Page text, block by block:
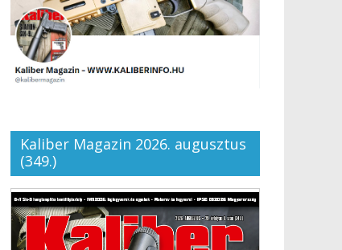
Kaliber Magazin 2026. augusztus
(349.)